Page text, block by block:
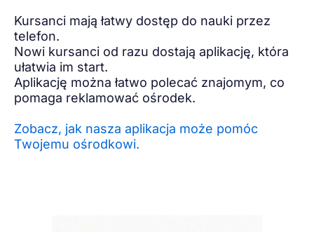
Kursanci mają łatwy dostęp do nauki przez
telefon.
Nowi kursanci od razu dostają aplikację, która
ułatwia im start.
Aplikację można łatwo polecać znajomym, co
pomaga reklamować ośrodek.
Zobacz, jak nasza aplikacja może pomóc
Twojemu ośrodkowi.